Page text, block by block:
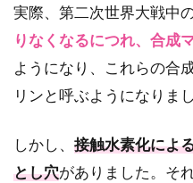
実際、第二次世界大戦中
りなくなるにつれ、合成
ようになり、これらの合
リンと呼ぶようになりまし
しかし、 接触水素化によ
とし穴がありました。そ